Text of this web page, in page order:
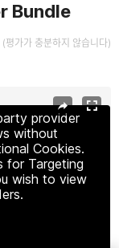
Bundle
(평가가 충분하지 않습니다)
provider
without
Cookies.
for Targeting
wish to view